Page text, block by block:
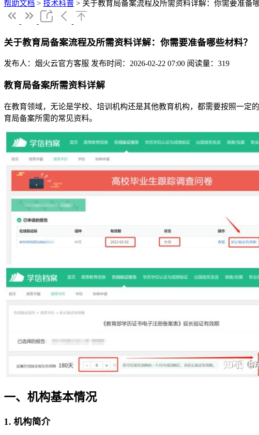
帮助文档 > 技术科普 > 关于教育局备案流程及所需资料详解：你需要准备
关于教育局备案流程及所需资料详解：你需要准备哪些材料？
发布人：烟火云官方客服 发布时间：2026-02-22 07:00 阅读量：319
教育局备案所需资料详解
在教育领域，无论是学校、培训机构还是其他教育机构，都需要按照一
育局备案所需的常见资料。
一、机构基本情况
1. 机构简介